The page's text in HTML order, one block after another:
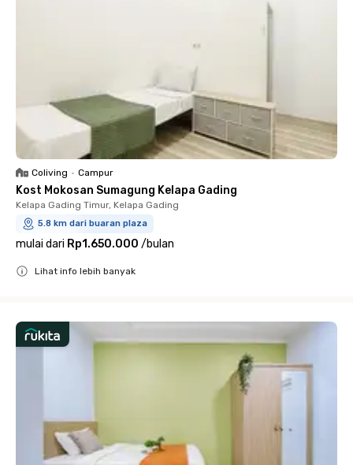
Coliving • Campur
Kost Mokosan Sumagung Kelapa Gading
Kelapa Gading Timur, Kelapa Gading
5.8 km dari buaran plaza
mulai dari Rp1.650.000 /bulan
Lihat info lebih banyak